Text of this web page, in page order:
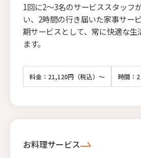
1回に2〜3名のサービススタッフ
い、2時間の行き届いた家事サー
期サービスとして、常に快適な生
ます。
料金：21,120円（税込）～ 時間：
お料理サービス